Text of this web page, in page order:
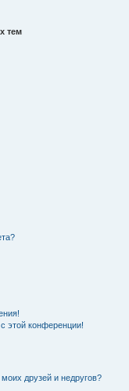
тем
этой конференции!
друзей и недругов?